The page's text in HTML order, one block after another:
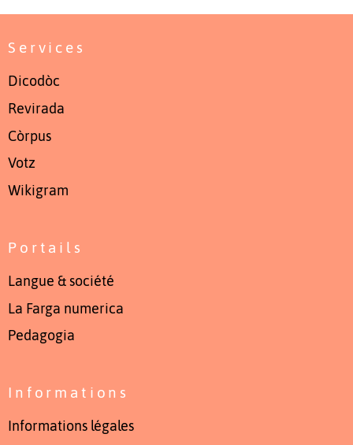
Services
Dicodòc
Revirada
Còrpus
Votz
Wikigram
Portails
Langue & société
La Farga numerica
Pedagogia
Informations
Informations légales